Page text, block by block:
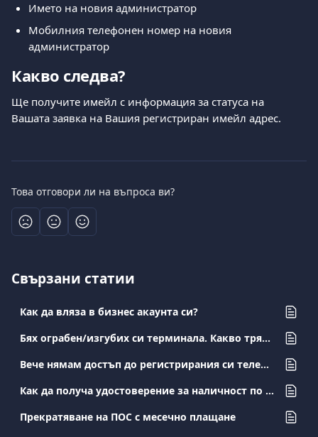
Името на новия администратор
Мобилния телефонен номер на новия
администратор
Какво следва?
Ще получите имейл с информация за статуса на
Вашата заявка на Вашия регистриран имейл адрес.
Това отговори ли на въпроса ви?
Свързани статии
Как да вляза в бизнес акаунта си?
Бях ограбен/изгубих си терминала. Какво трябва да направя?
Вече нямам достъп до регистрирания си телефонен номер. Как мога да го променя?
Как да получа удостоверение за наличност по моята бизнес сметка?
Прекратяване на ПОС с месечно плащане